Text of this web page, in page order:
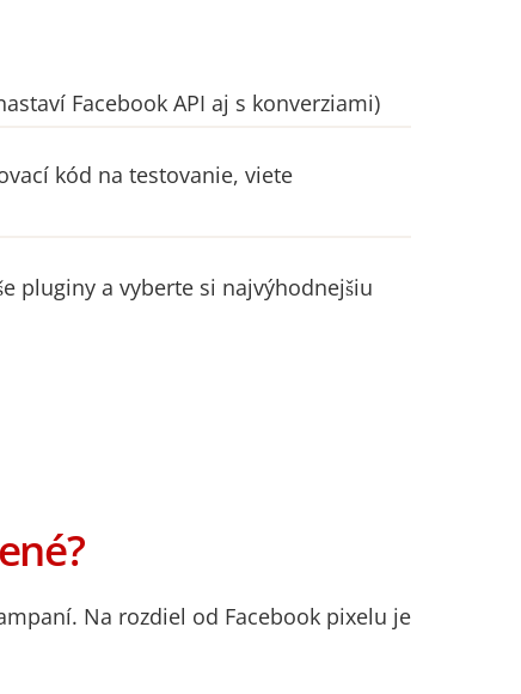
Facebook API aj s konverziami)
kód na testovanie, viete
pluginy a vyberte si najvýhodnejšiu
Na rozdiel od Facebook pixelu je